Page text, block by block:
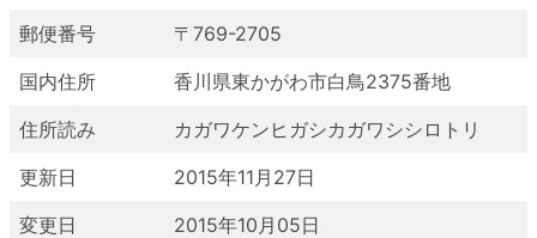
郵便番号
〒769-2705
国内住所
香川県東かがわ市白鳥2375番地
住所読み
カガワケンヒガシカガワシシロトリ
更新日
2015年11月27日
変更日
2015年10月05日